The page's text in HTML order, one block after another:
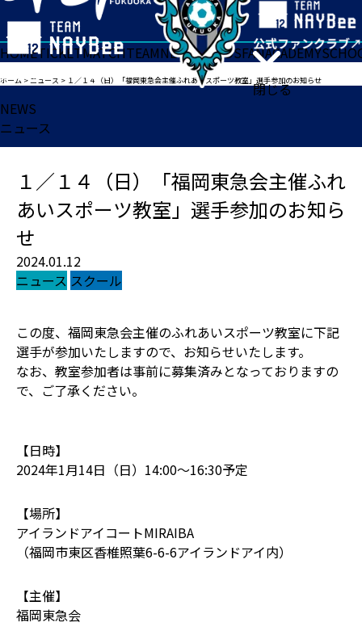
閉じる
HOMETICKETMATCHTEAMNEWSGOODSFANACADEMY
ホーム >ニュース > １／１４（日）「福岡東急会主催ふれあいスポーツ教室」選手参加のお知らせ
NEWS
ニュース
１／１４（日）「福岡東急会主催ふれ
あいスポーツ教室」選手参加のお知ら
せ
2024.01.12
ニュース スクール
この度、福岡東急会主催のふれあいスポーツ教室に下記
選手が参加いたしますので、お知らせいたします。
なお、教室参加者は事前に募集済みとなっておりますの
で、ご了承ください。
【日時】
2024年1月14日（日）14:00～16:30予定
【場所】
アイランドアイコートMIRAIBA
（福岡市東区香椎照葉6-6-6アイランドアイ内）
【主催】
福岡東急会